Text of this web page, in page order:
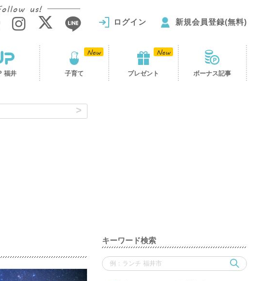
us!
ログイン 新規会員登録(無料)
福井 子育て プレゼント ボーナス記事
キーワード検索